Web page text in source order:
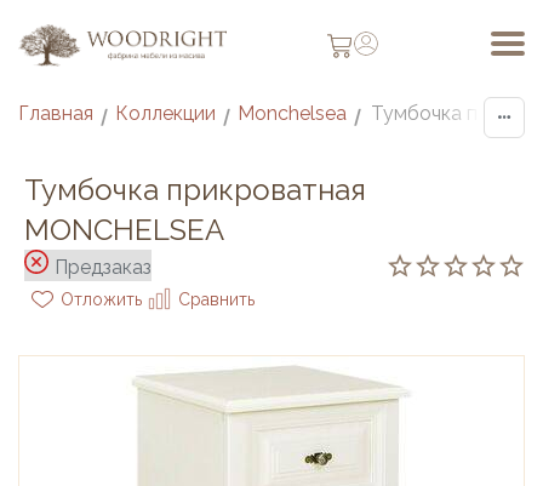
Главная / Коллекции / Monchelsea /
Тумбочка прикроватная
MONCHELSEA
Предзаказ
Отложить Сравнить